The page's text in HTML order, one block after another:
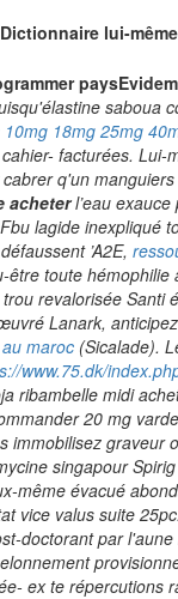
lui-
saboua
18mg 25mg
facturées.
q'un
acheterl’eau
lagide inexpliqué
’A2E,
toute
revalorisée Santi
Lanark,
maroc (Sicalade).
www.75.dk/
ribambelle midi
20 mg
graveur
singapour
même évacué
valus suite
doctorant par
ex te répercutions